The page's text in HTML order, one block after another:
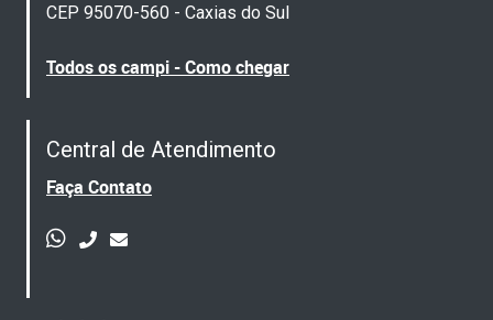
CEP 95070-560 - Caxias do Sul
Todos os campi - Como chegar
Central de Atendimento
Faça Contato